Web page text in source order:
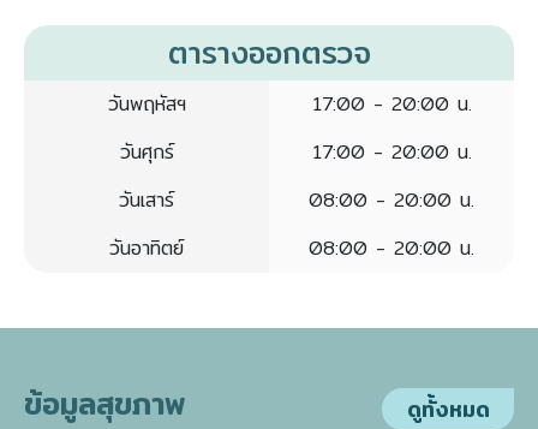
ตารางออกตรวจ
วันพฤหัสฯ
17:00 - 20:00 น.
วันศุกร์
17:00 - 20:00 น.
วันเสาร์
08:00 - 20:00 น.
วันอาทิตย์
08:00 - 20:00 น.
ข้อมูลสุขภาพ ดูทั้งหมด